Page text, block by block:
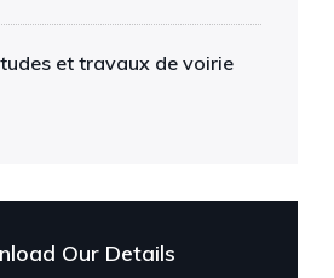
et travaux de voirie
Our Details